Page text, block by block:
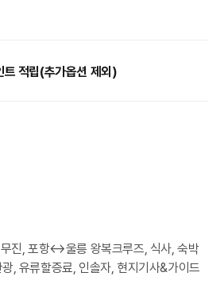
트 적립(추가옵션 제외)
진, 포항↔울릉 왕복크루즈, 식사, 숙박
, 유류할증료, 인솔자, 현지기사&가이드